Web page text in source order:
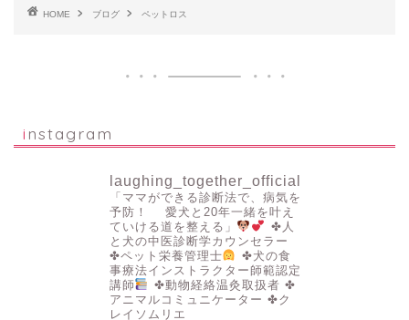
HOME ブログ ペットロス
instagram
laughing_together_official
「ママができる診断法で、病気を
予防！
愛犬と20年一緒を叶え
ていける道を整える」
✤人
と犬の中医診断学カウンセラー
✤ペット栄養管理士
✤犬の食
事療法インストラクター師範認定
講師
✤動物経絡温灸取扱者 ✤
アニマルコミュニケーター ✤ク
レイソムリエ